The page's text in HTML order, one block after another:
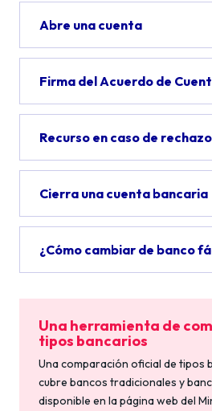
Abre una cuenta
Firma del Acuerdo de
Recurso en caso de rechazo
Cierra una cuenta bancaria
¿Cómo cambiar de banco
Una herramienta de
tipos bancarios
Una comparación oficial de tipos
cubre bancos tradicionales y
disponible en la página web del